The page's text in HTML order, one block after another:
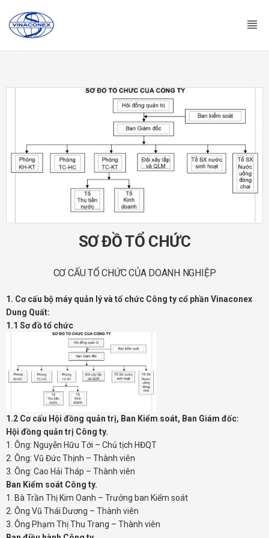
SƠ ĐỒ TỔ CHỨC
CƠ CẤU TỔ CHỨC CỦA DOANH NGHIỆP
1. Cơ cấu bộ máy quản lý và tổ chức Công ty cổ phần Vinaconex
Dung Quất:
1.1 Sơ đồ tổ chức
1.2 Cơ cấu Hội đồng quản trị, Ban Kiểm soát, Ban Giám đốc:
Hội đồng quản trị Công ty.
1. Ông: Nguyễn Hữu Tới – Chủ tịch HĐQT
2. Ông: Vũ Đức Thịnh – Thành viên
3. Ông: Cao Hải Tháp – Thành viên
Ban Kiểm soát Công ty.
1. Bà Trần Thị Kim Oanh – Trưởng ban Kiểm soát
2. Ông Vũ Thái Dương – Thành viên
3. Ông Phạm Thị Thu Trang – Thành viên